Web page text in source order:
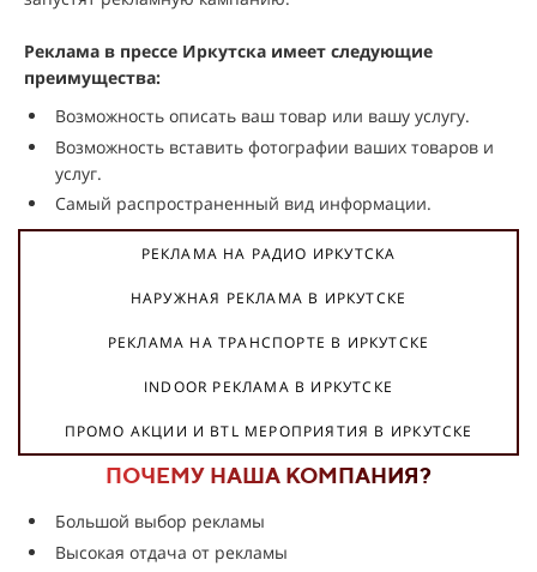
Реклама в прессе Иркутска имеет следующие
преимущества:
Возможность описать ваш товар или вашу услугу.
Возможность вставить фотографии ваших товаров и
услуг.
Самый распространенный вид информации.
РЕКЛАМА НА РАДИО ИРКУТСКА
НАРУЖНАЯ РЕКЛАМА В ИРКУТСКЕ
РЕКЛАМА НА ТРАНСПОРТЕ В ИРКУТСКЕ
INDOOR РЕКЛАМА В ИРКУТСКЕ
ПРОМО АКЦИИ И BTL МЕРОПРИЯТИЯ В ИРКУТСКЕ
ПОЧЕМУ НАША КОМПАНИЯ?
Большой выбор рекламы
Высокая отдача от рекламы